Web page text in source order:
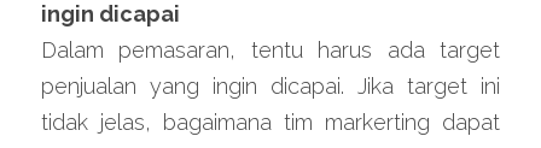
ingin dicapai
Dalam pemasaran, tentu harus ada target
penjualan yang ingin dicapai. Jika target ini
tidak jelas, bagaimana tim markerting dapat